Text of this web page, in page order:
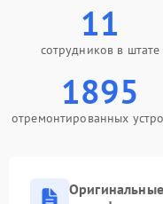
Поломка системы защиты
от перенапряжения
от замыкания
11
сотрудников в штате
1895
отремонтированных